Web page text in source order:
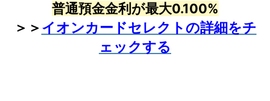
普通預金金利が最大0.100%
＞＞ イオンカードセレクトの詳細をチ
ェックする